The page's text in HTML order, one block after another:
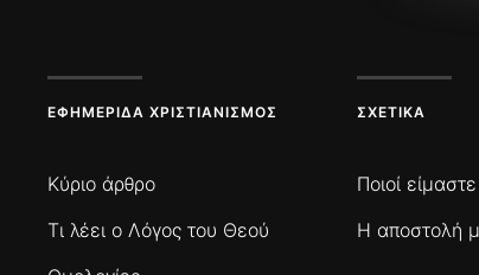
ΕΦΗΜΕΡΊΔΑ ΧΡΙΣΤΙΑΝΙΣΜΌΣ
Κύριο άρθρο
Τι λέει ο Λόγος του Θεού
ΣΧΕΤΙΚΆ
Ποιοί είμαστε
Η αποστολή